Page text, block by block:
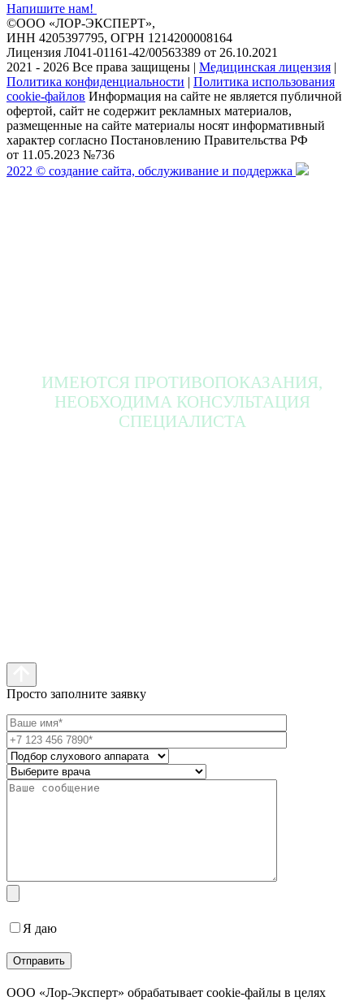
Напишите нам!
©ООО «ЛОР-ЭКСПЕРТ»,
ИНН 4205397795, ОГРН 1214200008164
Лицензия Л041-01161-42/00563389 от 26.10.2021
2021 - 2026 Все права защищены | Медицинская лицензия |
Политика конфиденциальности | Политика использования
cookie-файлов Информация на сайте не является публичной
офертой, сайт не содержит рекламных материалов,
размещенные на сайте материалы носят информативный
характер согласно Постановлению Правительства РФ
от 11.05.2023 №736
2022 © создание сайта, обслуживание и поддержка
ИМЕЮТСЯ ПРОТИВОПОКАЗАНИЯ,
НЕОБХОДИМА КОНСУЛЬТАЦИЯ
СПЕЦИАЛИСТА
Просто заполните заявку
Я даю
ООО «Лор-Эксперт» обрабатывает cookie-файлы в целях